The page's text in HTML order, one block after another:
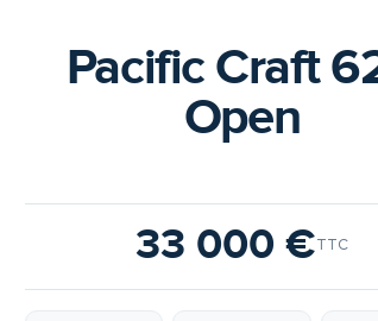
Pacific Craft
Open
33 000 €TTC